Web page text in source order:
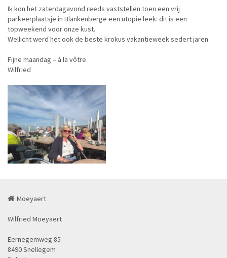
Ik kon het zaterdagavond reeds vaststellen toen een vrij
parkeerplaatsje in Blankenberge een utopie leek: dit is een
topweekend voor onze kust.
Wellicht werd het ook de beste krokus vakantieweek sedert jaren.
Fijne maandag – à la vôtre
Wilfried
Moeyaert
Wilfried Moeyaert
Eernegemweg 85
8490 Snellegem